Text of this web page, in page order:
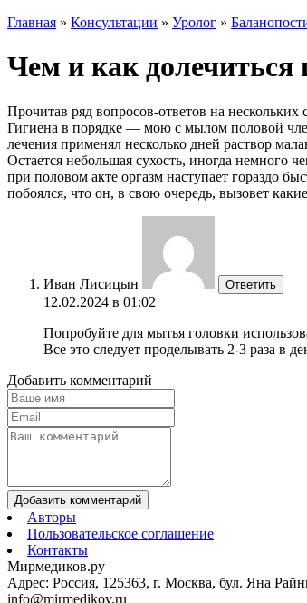
Главная » Консультации » Уролог »
Чем и как долечиться
Прочитав ряд вопросов-ответов на
Гигиена в порядке — мою с мылом половой
лечения применял несколько дней раствор
Остается небольшая сухость, иногда немного
при половом акте оргазм наступает гораздо
побоялся, что он, в свою очередь, вызовет
Иван Лисицын Ответить
12.02.2024 в 01:02
Попробуйте для мытья головки
Все это следует проделывать 2-3 раза в
Добавить комментарий
Добавить комментарий
Авторы
Пользовательское соглашение
Контакты
Мирмедиков.ру
Адрес: Россия, 125363, г. Москва, бул. Яна
info@mirmedikov.ru